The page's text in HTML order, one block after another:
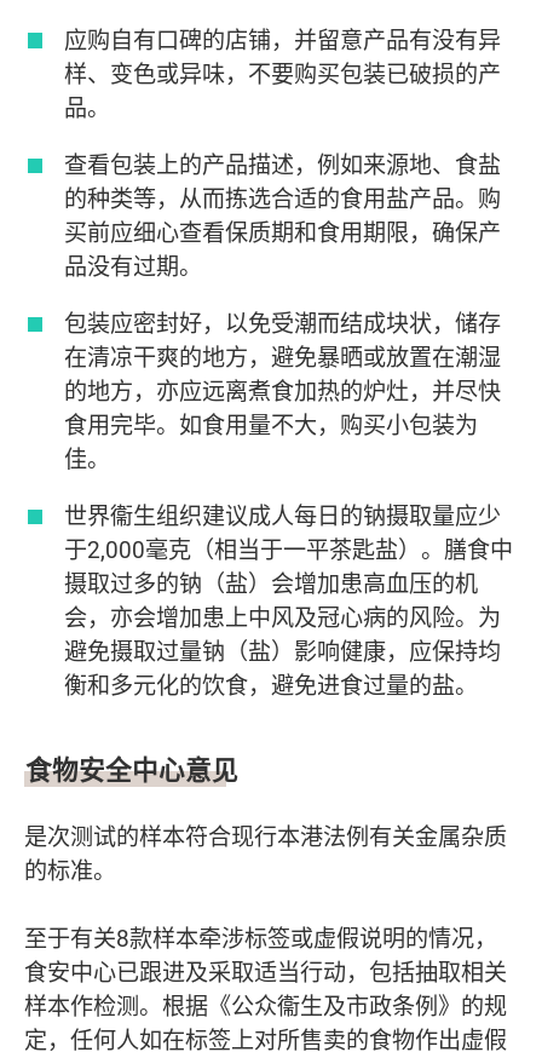
应购自有口碑的店铺，并留意产品有没有异
样、变色或异味，不要购买包装已破损的产
品。
查看包装上的产品描述，例如来源地、食盐
的种类等，从而拣选合适的食用盐产品。购
买前应细心查看保质期和食用期限，确保产
品没有过期。
包装应密封好，以免受潮而结成块状，储存
在清凉干爽的地方，避免暴晒或放置在潮湿
的地方，亦应远离煮食加热的炉灶，并尽快
食用完毕。如食用量不大，购买小包装为
佳。
世界衞生组织建议成人每日的钠摄取量应少
于2,000毫克（相当于一平茶匙盐）。膳食中
摄取过多的钠（盐）会增加患高血压的机
会，亦会增加患上中风及冠心病的风险。为
避免摄取过量钠（盐）影响健康，应保持均
衡和多元化的饮食，避免进食过量的盐。
食物安全中心意见
是次测试的样本符合现行本港法例有关金属杂质
的标准。
至于有关8款样本牵涉标签或虚假说明的情况，
食安中心已跟进及采取适当行动，包括抽取相关
样本作检测。根据《公众衞生及市政条例》的规
定，任何人如在标签上对所售卖的食物作出虚假